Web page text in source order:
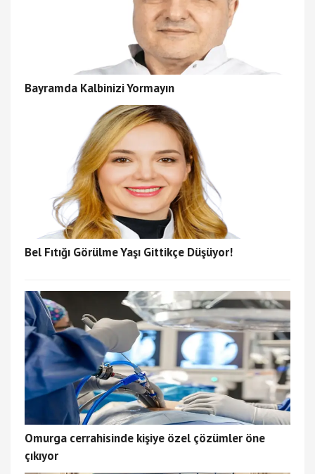
Bayramda Kalbinizi Yormayın
Bel Fıtığı Görülme Yaşı Gittikçe Düşüyor!
Omurga cerrahisinde kişiye özel çözümler öne
çıkıyor